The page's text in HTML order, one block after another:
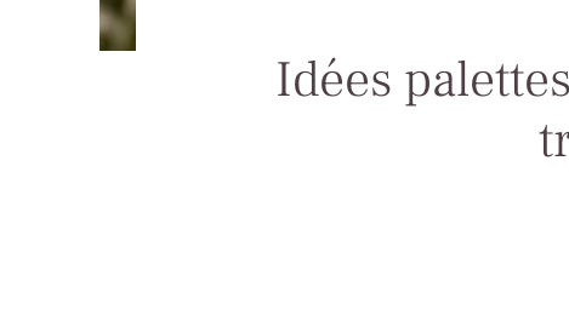
Idées